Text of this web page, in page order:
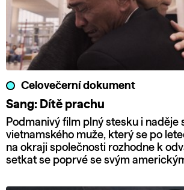
Celovečerní dokument
Sang: Dítě prachu
Podmanivý film plný stesku i naděje
vietnamského muže, který se po
na okraji společnosti rozhodne k
setkat se poprvé se svým